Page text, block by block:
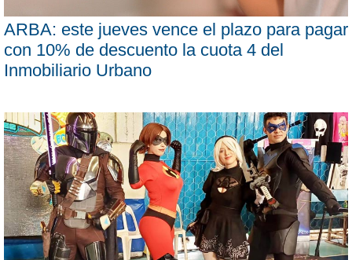
ARBA: este jueves vence el plazo para pagar
con 10% de descuento la cuota 4 del
Inmobiliario Urbano